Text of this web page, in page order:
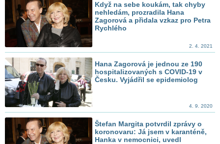
Když na sebe koukám, tak chyby
nehledám, prozradila Hana
Zagorová a přidala vzkaz pro Petra
Rychlého
2. 4. 2021
Hana Zagorová je jednou ze 190
hospitalizovaných s COVID-19 v
Česku. Vyjádřil se epidemiolog
4. 9. 2020
Štefan Margita potvrdil zprávy o
koronovaru: Já jsem v karanténě,
Hanka v nemocnici, uvedl